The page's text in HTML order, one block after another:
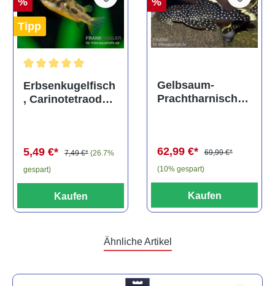
Tipp
Durchschnittliche Bewertung von 5 von 5 Sternen
Erbsenkugelfisch
, Carinotetraodon
5,49 €* 7,49 €* (26.7%
gespart)
Kaufen
Gelbsaum-
Prachtharnischw
62,99 €*
69,99 €*
(10% gespart)
Kaufen
Ähnliche Artikel